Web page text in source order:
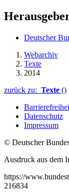
Deutscher
Webarchiv
Texte
2014
zurück zu: Texte ()
Datenschutz
Impressum
© Deutscher
Ausdruck aus dem
https://
216834